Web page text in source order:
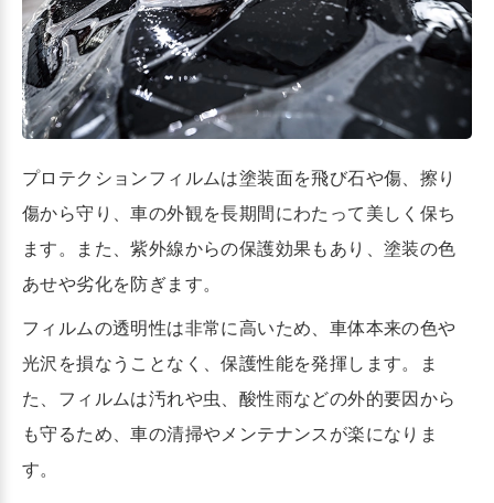
プロテクションフィルムは塗装面を飛び石や傷、擦り
傷から守り、車の外観を長期間にわたって美しく保ち
ます。また、紫外線からの保護効果もあり、塗装の色
あせや劣化を防ぎます。
フィルムの透明性は非常に高いため、車体本来の色や
光沢を損なうことなく、保護性能を発揮します。ま
た、フィルムは汚れや虫、酸性雨などの外的要因から
も守るため、車の清掃やメンテナンスが楽になりま
す。